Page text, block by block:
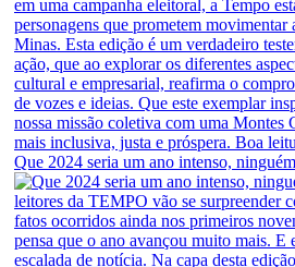
Que 2024 seria um ano intenso,